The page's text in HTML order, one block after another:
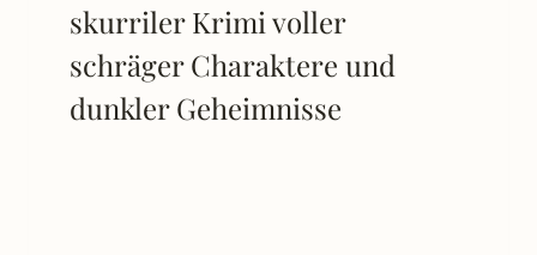
skurriler Krimi voller
schräger Charaktere und
dunkler Geheimnisse